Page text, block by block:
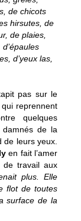
de chicots
hirsutes, de
de plaies,
d’yeux las,
pas sur le
reprennent
quelques
damnés de la
de leurs yeux.
en fait l’amer
de travail aux
plus. Elle
flot de toutes
surface de la